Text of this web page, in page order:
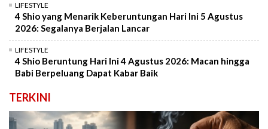
LIFESTYLE
4 Shio yang Menarik Keberuntungan Hari Ini 5 Agustus
2026: Segalanya Berjalan Lancar
LIFESTYLE
4 Shio Beruntung Hari Ini 4 Agustus 2026: Macan hingga
Babi Berpeluang Dapat Kabar Baik
TERKINI